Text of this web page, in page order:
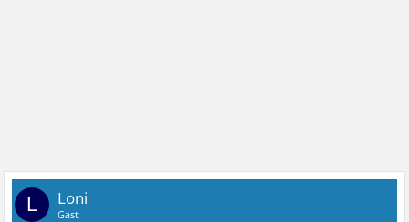
L Loni
Gast